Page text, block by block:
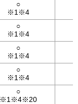
○
※1※4
○
※1※4
○
※1※4
○
※1※4
○
※1※4※20